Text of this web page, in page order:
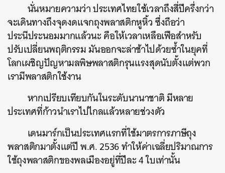
นั่นหมายความว่าประเทศไทยใช้เวลาถึงสี่ปีครึ่งกว่า
จะเดินทางถึงจุดงดแจกถุงพลาสติกหูหิ้วซึ่งถือว่า
ประนีประนอมมากแล้วนะคือให้เวลาเหลือเฟือสำหรับ
ปรับเปลี่ยนพฤติกรรมมันออกจะล่าช้าไปด้วยซ้ำในยุคที่
โลกเผชิญปัญหามลพิษพลาสติกรุนแรงสุดนับตั้งแต่พวก
เรามีพลาสติกใช้งาน
หากเปรียบเทียบกันในระดับนานาชาติมีหลาย
ประเทศที่ก้าวนำเราไปไกลแล้วหลายช่วงตัว
เดนมาร์กเป็นประเทศแรกที่ใช้มาตรการภาษีถุง
พลาสติกมาตั้งแต่ปีพ.ศ. 2536ทำให้ค่าเฉลี่ยปริมาณการ
ใช้ถุงพลาสติกของพลเมืองอยู่ที่ปีละ4ใบเท่านั้น